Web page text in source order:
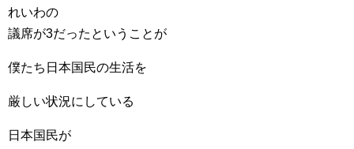
れいわの
議席が3だったということが
僕たち日本国民の生活を
厳しい状況にしている
日本国民が